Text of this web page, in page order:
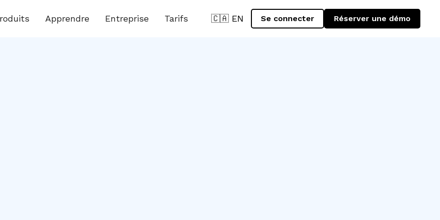
Apprendre Entreprise Tarifs 🇨🇦 EN Se connecter Réserver une démo